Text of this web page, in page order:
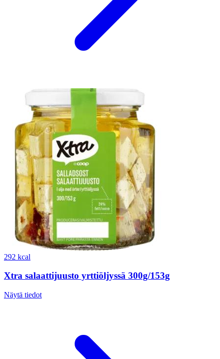
292 kcal
Xtra salaattijuusto yrttiöljyssä 300g/153g
Näytä tiedot